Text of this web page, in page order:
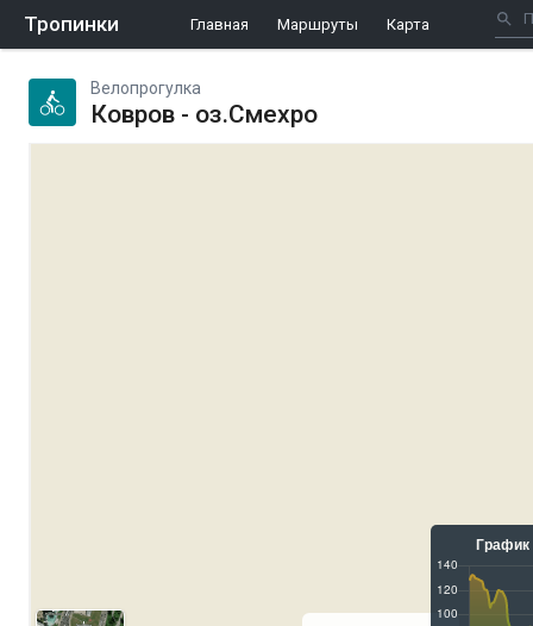
Тропинки Главная Маршруты Карта
Велопрогулка
Ковров - оз.Смехро